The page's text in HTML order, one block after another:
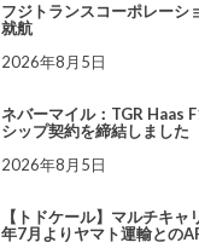
フジトランスコーポレーシ
就航
2026年8月5日
ネバーマイル：TGR Haas
シップ契約を締結しました
2026年8月5日
【トドケール】マルチキ
年7月よりヤマト運輸との